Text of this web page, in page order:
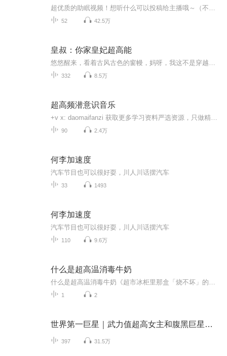
52 42.5万
皇叔：你家皇妃超高能
332 8.5万
超高频潜意识音乐
90 2.4万
何李加速度
汽车节目也可以很好耍，川人川话摆汽车
33 1493
何李加速度
汽车节目也可以很好耍，川人川话摆汽车
110 9.6万
什么是超高温消毒牛奶
1 2
世界第一巨星｜武力值超高女主和腹黑巨星｜爆笑多播
397 31.5万